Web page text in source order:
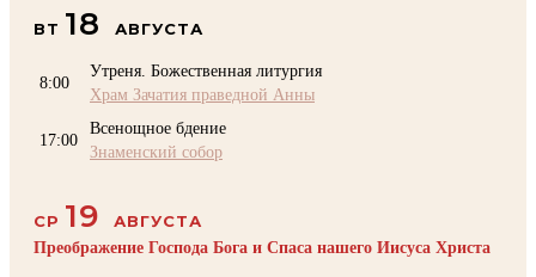
ВТ 18 АВГУСТА
8:00
Утреня. Божественная литургия
Храм Зачатия праведной Анны
17:00
Всенощное бдение
Знаменский собор
СР 19
АВГУСТА
Преображение Господа Бога и Спаса нашего Иисуса Христа